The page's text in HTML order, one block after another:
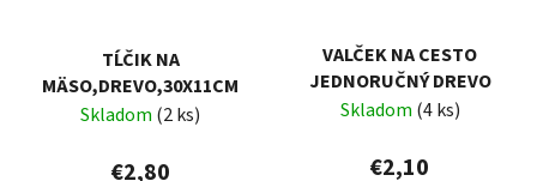
TĹČIK NA
MÄSO,DREVO,30X11CM
Skladom (2 ks)
€2,80
VALČEK NA CESTO
JEDNORUČNÝ DREVO
Skladom (4 ks)
€2,10